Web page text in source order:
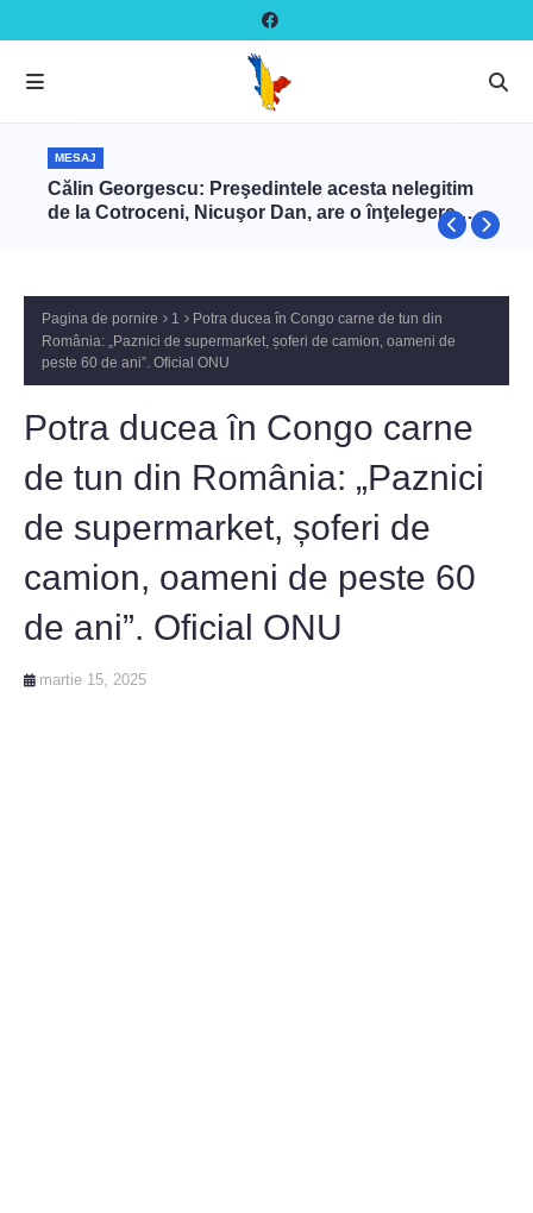
MESAJ
Călin Georgescu: Preşedintele acesta nelegitim
de la Cotroceni, Nicuşor Dan, are o înţelegere cu
Zelenski ca să târască NATO în război cu Rusia
Pagina de pornire 1
Potra ducea în Congo carne de tun din
România: „Paznici de supermarket, șoferi de camion, oameni de
peste 60 de ani”. Oficial ONU
Potra ducea în Congo carne
de tun din România: „Paznici
de supermarket, șoferi de
camion, oameni de peste 60
de ani”. Oficial ONU
martie 15, 2025